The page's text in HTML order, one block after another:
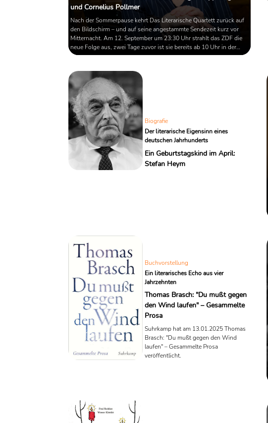
und Cornelius Pollmer
Nach der Sommerpause kehrt Das Literarische Quartett zurück auf
den Bildschirm – und auf seine angestammte Sendezeit kurz vor
Mitternacht. Am 12. September um 23:30 Uhr strahlt das ZDF die
neue Folge aus, zwei Tage zuvor ist sie bereits ab 10 Uhr in der
Mediathek abrufbar. Aufgezeichnet wurde wie immer im Rang-
ebenso viel Patina wie Polemik birgt. Gastgeberin Thea Dorn führt
durch die Runde und trifft diesmal auf eine ebenso illustre ...
Biografie
Der literarische Eigensinn eines
deutschen Jahrhunderts
Ein Geburtstagskind im April:
Stefan Heym
Buchvorstellung
Ein literarisches Echo aus vier
Jahrzehnten
Thomas Brasch: "Du mußt gegen
den Wind laufen" – Gesammelte
Prosa
Suhrkamp hat am 13.01.2025 Thomas
Brasch: "Du mußt gegen den Wind
laufen" – Gesammelte Prosa
veröffentlicht.